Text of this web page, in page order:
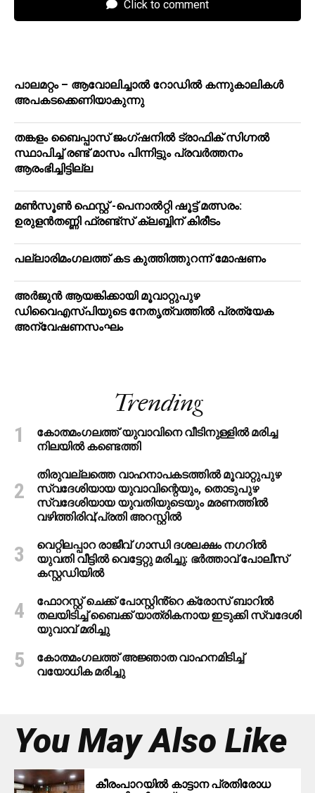
Click to comment
പാലമറ്റം – ആവോലിച്ചാൽ റോഡിൽ കന്നുകാലികൾ
അപകടക്കെണിയാകുന്നു
തങ്കളം ബൈപ്പാസ് ജംഗ്ഷനിൽ ട്രാഫിക് സിഗ്നല്‍
സ്ഥാപിച്ച് രണ്ട് മാസം പിന്നിട്ടും പ്രവർത്തനം
ആരംഭിച്ചിട്ടില്ല
മൺസൂൺ ഫെസ്റ്റ് -പെനാൽറ്റി ഷൂട്ട് മത്സരം:
ഉരുളൻതണ്ണി ഫ്രണ്ട്സ് ക്ലബ്ബിന് കിരീടം
പ​ല്ലാ​രി​മം​ഗ​ല​ത്ത് ക​ട കു​ത്തി​ത്തുറ​ന്ന് മോ​ഷ​ണം
അര്‍ജുന്‍ ആയങ്കിക്കായി മൂവാറ്റുപുഴ
ഡിവൈഎസ്പിയുടെ നേതൃത്വത്തില്‍ പ്രത്യേക
അന്വേഷണസംഘം
Trending
കോതമംഗലത്ത് യുവാവിനെ വീടിനുള്ളിൽ മരിച്ച
നിലയിൽ കണ്ടെത്തി
തിരുവല്ലത്തെ വാഹനാപകടത്തില്‍ മൂവാറ്റുപുഴ
സ്വദേശിയായ യുവാവിന്റെയും, തൊടുപുഴ
സ്വദേശിയായ യുവതിയുടെയും മരണത്തില്‍
വഴിത്തിരിവ്;പ്രതി അറസ്റ്റില്‍
വെറ്റിലപ്പാറ രാജീവ് ഗാന്ധി ദശലക്ഷം നഗറിൽ
യുവതി വീട്ടിൽ വെട്ടേറ്റു മരിച്ചു: ഭർത്താവ് പോലീസ്
കസ്റ്റഡിയിൽ
ഫോറസ്റ്റ് ചെക്ക് പോസ്റ്റിൻ്റെ ക്രോസ് ബാറില്‍
തലയിടിച്ച് ബൈക്ക് യാത്രികനായ ഇടുക്കി സ്വദേശി
യുവാവ് മരിച്ചു
കോതമംഗലത്ത് അജ്ഞാത വാഹനമിടിച്ച്
വയോധിക മരിച്ചു
You May Also Like
കീരംപാറയിൽ കാട്ടാന പ്രതിരോധ